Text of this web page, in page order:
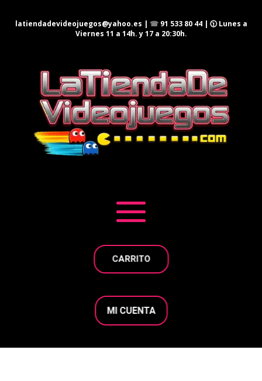
latiendadevideojuegos@yahoo.es | ☎ 91 533 80 44| 🕦 Lunes a
Viernes 11 a 14h. y 17 a 20:30h.
CARRITO
MI CUENTA